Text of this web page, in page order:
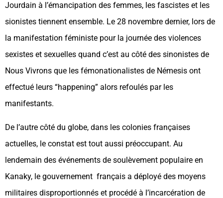
Jourdain à l’émancipation des femmes, les fascistes et les
sionistes tiennent ensemble. Le 28 novembre dernier, lors de
la manifestation féministe pour la journée des violences
sexistes et sexuelles quand c’est au côté des sinonistes de
Nous Vivrons que les fémonationalistes de Némesis ont
effectué leurs “happening” alors refoulés par les
manifestants.
De l’autre côté du globe, dans les colonies françaises
actuelles, le constat est tout aussi préoccupant. Au
lendemain des événements de soulèvement populaire en
Kanaky, le gouvernement français a déployé des moyens
militaires disproportionnés et procédé à l’incarcération de